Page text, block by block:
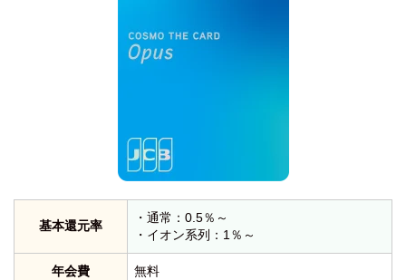
基本還元率
・通常：0.5％～
・イオン系列：1％～
年会費 無料